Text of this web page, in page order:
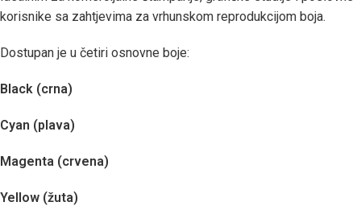
korisnike sa zahtjevima za vrhunskom reprodukcijom boja.
Dostupan je u četiri osnovne boje:
Black (crna)
Cyan (plava)
Magenta (crvena)
Yellow (žuta)